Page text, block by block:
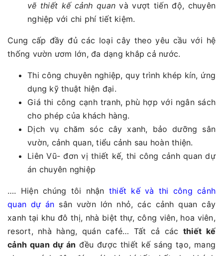
vẽ thiết kế cảnh quan và vượt tiến độ, chuyên
nghiệp với chi phí tiết kiệm.
Cung cấp đầy đủ các loại cây theo yêu cầu với hệ
thống vườn ươm lớn, đa dạng khắp cả nước.
Thi công chuyên nghiệp, quy trình khép kín, ứng
dụng kỹ thuật hiện đại.
Giá thi công cạnh tranh, phù hợp với ngân sách
cho phép của khách hàng.
Dịch vụ chăm sóc cây xanh, bảo dưỡng sân
vườn, cảnh quan, tiểu cảnh sau hoàn thiện.
Liên Vũ- đơn vị thiết kế, thi công cảnh quan dự
án chuyên nghiệp
…. Hiện chúng tôi nhận thiết kế và thi công cảnh
quan dự án sân vườn lớn nhỏ, các cảnh quan cây
xanh tại khu đô thị, nhà biệt thự, công viên, hoa viên,
resort, nhà hàng, quán café… Tất cả các thiết kế
cảnh quan dự án đều được thiết kế sáng tạo, mang